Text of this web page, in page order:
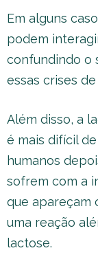
Em alguns
podem
confundindo o
essas crises de
Além disso, a
é mais difícil
humanos
sofrem com a
que apareçam
uma reação
lactose.